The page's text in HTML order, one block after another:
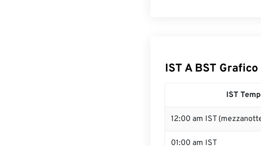
IST A BST Grafico
IST
12:00 am IST
01:00 am IST